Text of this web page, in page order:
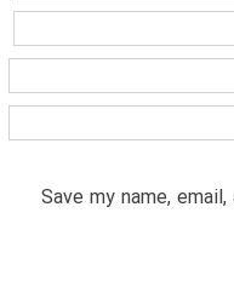
Save my name,